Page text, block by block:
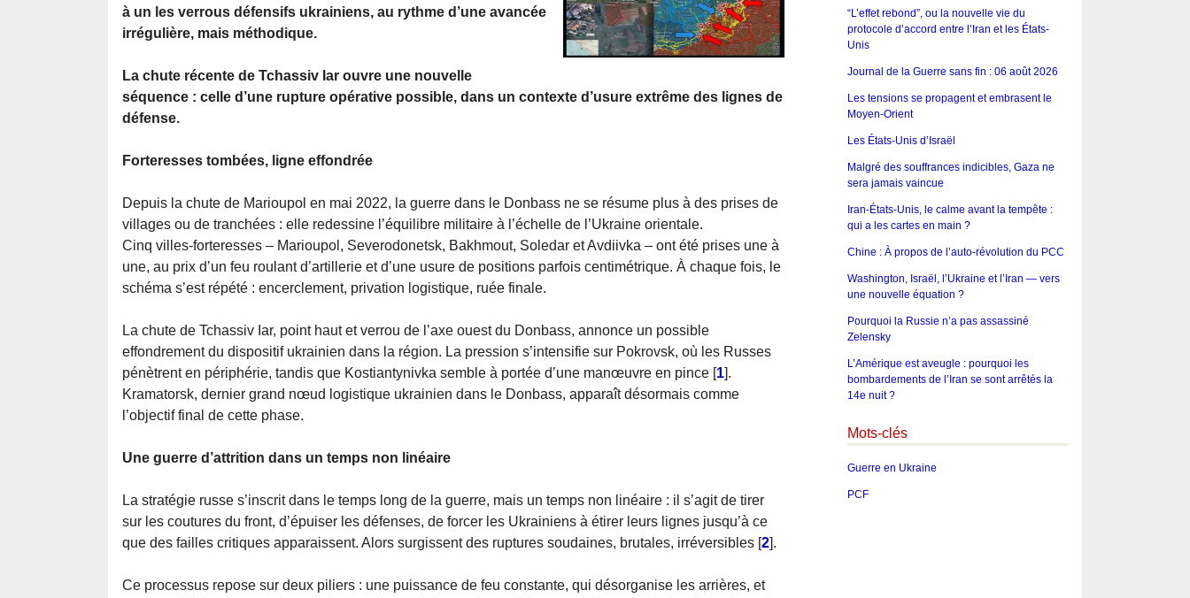
à un les verrous défensifs ukrainiens, au rythme d’une avancée
irrégulière, mais méthodique.
La chute récente de Tchassiv Iar ouvre une nouvelle
séquence : celle d’une rupture opérative possible, dans un contexte d’usure extrême des lignes de
défense.
Forteresses tombées, ligne effondrée
Depuis la chute de Marioupol en mai 2022, la guerre dans le Donbass ne se résume plus à des prises de
villages ou de tranchées : elle redessine l’équilibre militaire à l’échelle de l’Ukraine orientale.
Cinq villes-forteresses – Marioupol, Severodonetsk, Bakhmout, Soledar et Avdiivka – ont été prises une à
une, au prix d’un feu roulant d’artillerie et d’une usure de positions parfois centimétrique. À chaque fois, le
schéma s’est répété : encerclement, privation logistique, ruée finale.
La chute de Tchassiv Iar, point haut et verrou de l’axe ouest du Donbass, annonce un possible
effondrement du dispositif ukrainien dans la région. La pression s’intensifie sur Pokrovsk, où les Russes
pénètrent en périphérie, tandis que Kostiantynivka semble à portée d’une manœuvre en pince [1].
Kramatorsk, dernier grand nœud logistique ukrainien dans le Donbass, apparaît désormais comme
l’objectif final de cette phase.
Une guerre d’attrition dans un temps non linéaire
La stratégie russe s’inscrit dans le temps long de la guerre, mais un temps non linéaire : il s’agit de tirer
sur les coutures du front, d’épuiser les défenses, de forcer les Ukrainiens à étirer leurs lignes jusqu’à ce
que des failles critiques apparaissent. Alors surgissent des ruptures soudaines, brutales, irréversibles [2].
Ce processus repose sur deux piliers : une puissance de feu constante, qui désorganise les arrières, et
“L’effet rebond”, ou la nouvelle vie du
protocole d’accord entre l’Iran et les États-
Unis
Journal de la Guerre sans fin : 06 août 2026
Les tensions se propagent et embrasent le
Moyen-Orient
Les États-Unis d’Israël
Malgré des souffrances indicibles, Gaza ne
sera jamais vaincue
Iran-États-Unis, le calme avant la tempête :
qui a les cartes en main ?
Chine : À propos de l’auto-révolution du PCC
Washington, Israël, l’Ukraine et l’Iran — vers
une nouvelle équation ?
Pourquoi la Russie n’a pas assassiné
Zelensky
L’Amérique est aveugle : pourquoi les
bombardements de l’Iran se sont arrêtés la
14e nuit ?
Mots-clés
Guerre en Ukraine
PCF